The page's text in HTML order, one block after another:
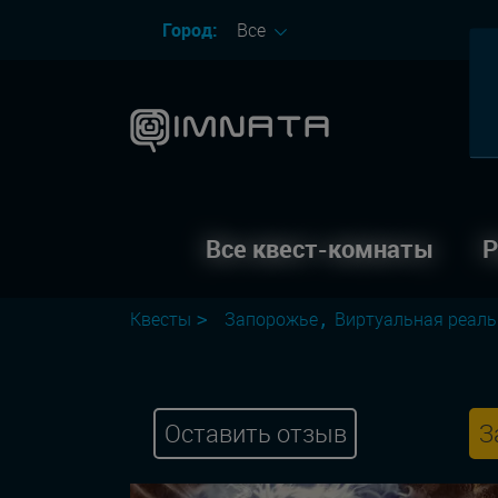
Город: Все
Все квест-комнаты
Квесты Запорожье Виртуальная
Оставить отзыв